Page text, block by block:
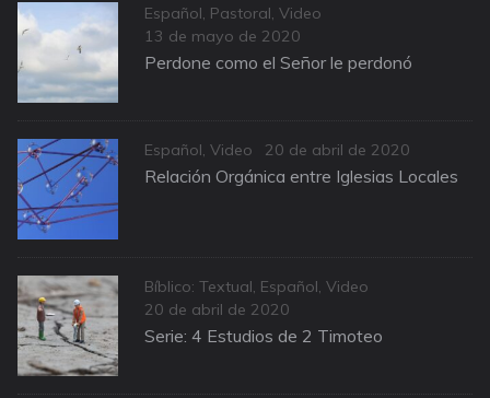
Categories
Español, Pastoral, Video
Posted
on
13 de mayo de 2020
Perdone como el Señor le perdonó
Categories
Español, Video
Posted
on
20 de abril de 2020
Relación Orgánica entre Iglesias Locales
Categories
Bíblico: Textual, Español, Video
Posted
on
20 de abril de 2020
Serie: 4 Estudios de 2 Timoteo